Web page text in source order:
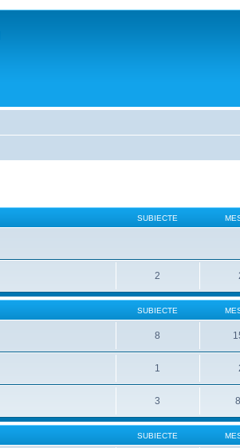
SUBIECTE
2
SUBIECTE
8
1
3
SUBIECTE